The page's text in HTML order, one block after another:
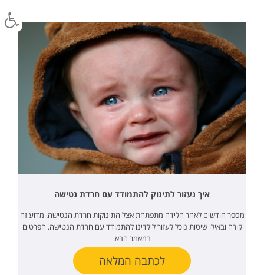
איך נעזור לתינוק להתמודד עם חרדת נטישה
מספר חודשים לאחר הלידה מתפתחת אצל התינוקות חרדת הנטישה. מדוע זה
קורה ובאילו שיטות נוכל לעזור לילדינו להתמודד עם חרדת הנטישה. הפרטים
במאמר הבא.
לכתבה המלאה